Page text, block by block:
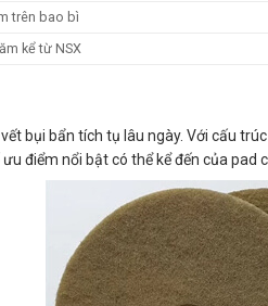
trên bao bì
kể từ NSX
bụi bẩn tích tụ lâu ngày. Với cấu
điểm nổi bật có thể kể đến của pad